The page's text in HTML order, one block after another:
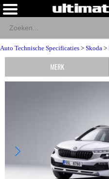
Auto Technische Specificaties > Skoda >
MERK